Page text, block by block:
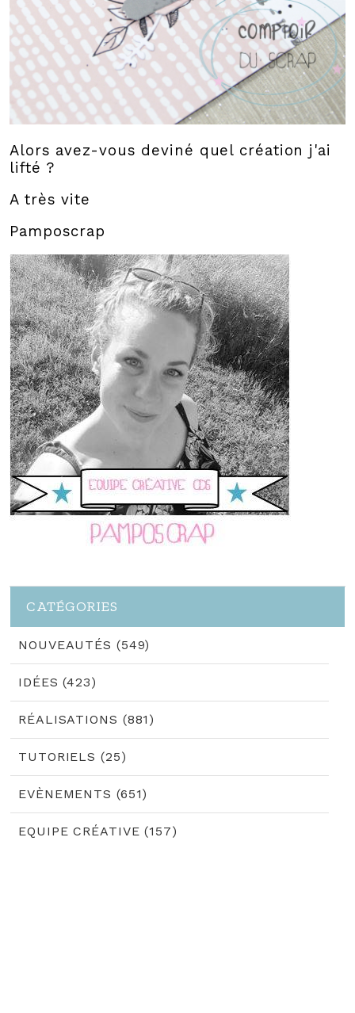
Alors avez-vous deviné quel création j'ai
lifté ?
A très vite
Pamposcrap
CATÉGORIES
NOUVEAUTÉS (549)
IDÉES (423)
RÉALISATIONS (881)
TUTORIELS (25)
EVÈNEMENTS (651)
EQUIPE CRÉATIVE (157)